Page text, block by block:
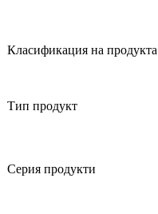
Класификация на продукта
Тип продукт
Серия продукти